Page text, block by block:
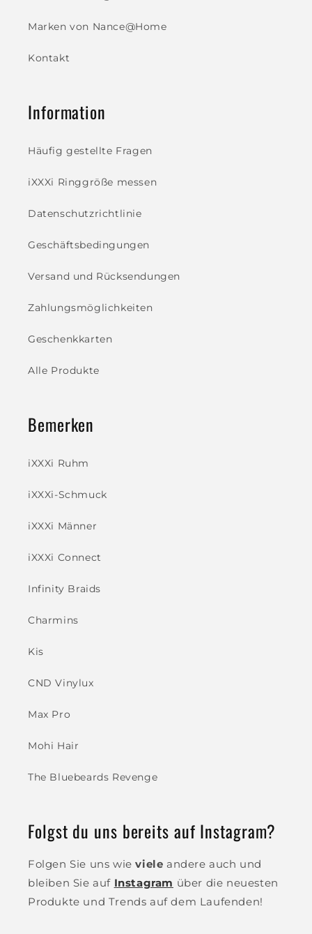
Marken von Nance@Home
Kontakt
Information
Häufig gestellte Fragen
iXXXi Ringgröße messen
Datenschutzrichtlinie
Geschäftsbedingungen
Versand und Rücksendungen
Zahlungsmöglichkeiten
Geschenkkarten
Alle Produkte
Bemerken
iXXXi Ruhm
iXXXi-Schmuck
iXXXi Männer
iXXXi Connect
Infinity Braids
Charmins
Kis
CND Vinylux
Max Pro
Mohi Hair
The Bluebeards Revenge
Folgst du uns bereits auf Instagram?
Folgen Sie uns wieviele andere auch und
bleiben Sie auf Instagram über die neuesten
Produkte und Trends auf dem Laufenden!